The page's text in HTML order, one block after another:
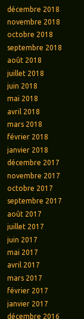
décembre 2018
novembre 2018
octobre 2018
septembre 2018
août 2018
juillet 2018
juin 2018
mai 2018
avril 2018
mars 2018
février 2018
janvier 2018
décembre 2017
novembre 2017
octobre 2017
septembre 2017
août 2017
juillet 2017
juin 2017
mai 2017
avril 2017
mars 2017
février 2017
janvier 2017
décembre 2016